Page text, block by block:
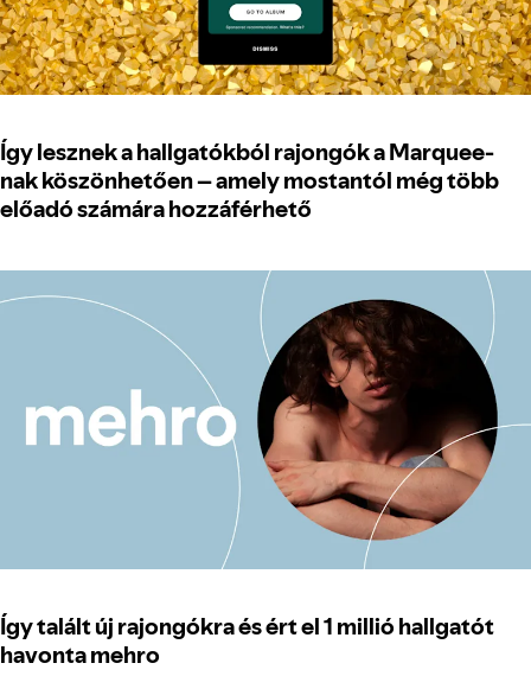
Így lesznek a hallgatókból rajongók a Marquee-
nak köszönhetően – amely mostantól még több
előadó számára hozzáférhető
Így talált új rajongókra és ért el 1 millió hallgatót
havonta mehro